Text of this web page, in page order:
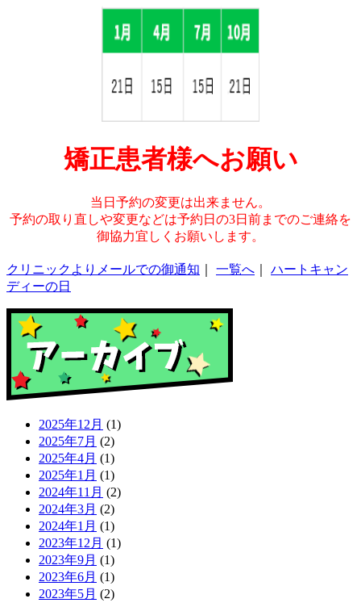
矯正患者様へお願い
当日予約の変更は出来ません。
予約の取り直しや変更などは予約日の3日前までのご連絡を
御協力宜しくお願いします。
クリニックよりメールでの御通知 一覧へ
ハートキャン
ディーの日
2025年12月 (1)
2025年7月 (2)
2025年4月 (1)
2025年1月 (1)
2024年11月 (2)
2024年3月 (2)
2024年1月 (1)
2023年12月 (1)
2023年9月 (1)
2023年6月 (1)
2023年5月 (2)